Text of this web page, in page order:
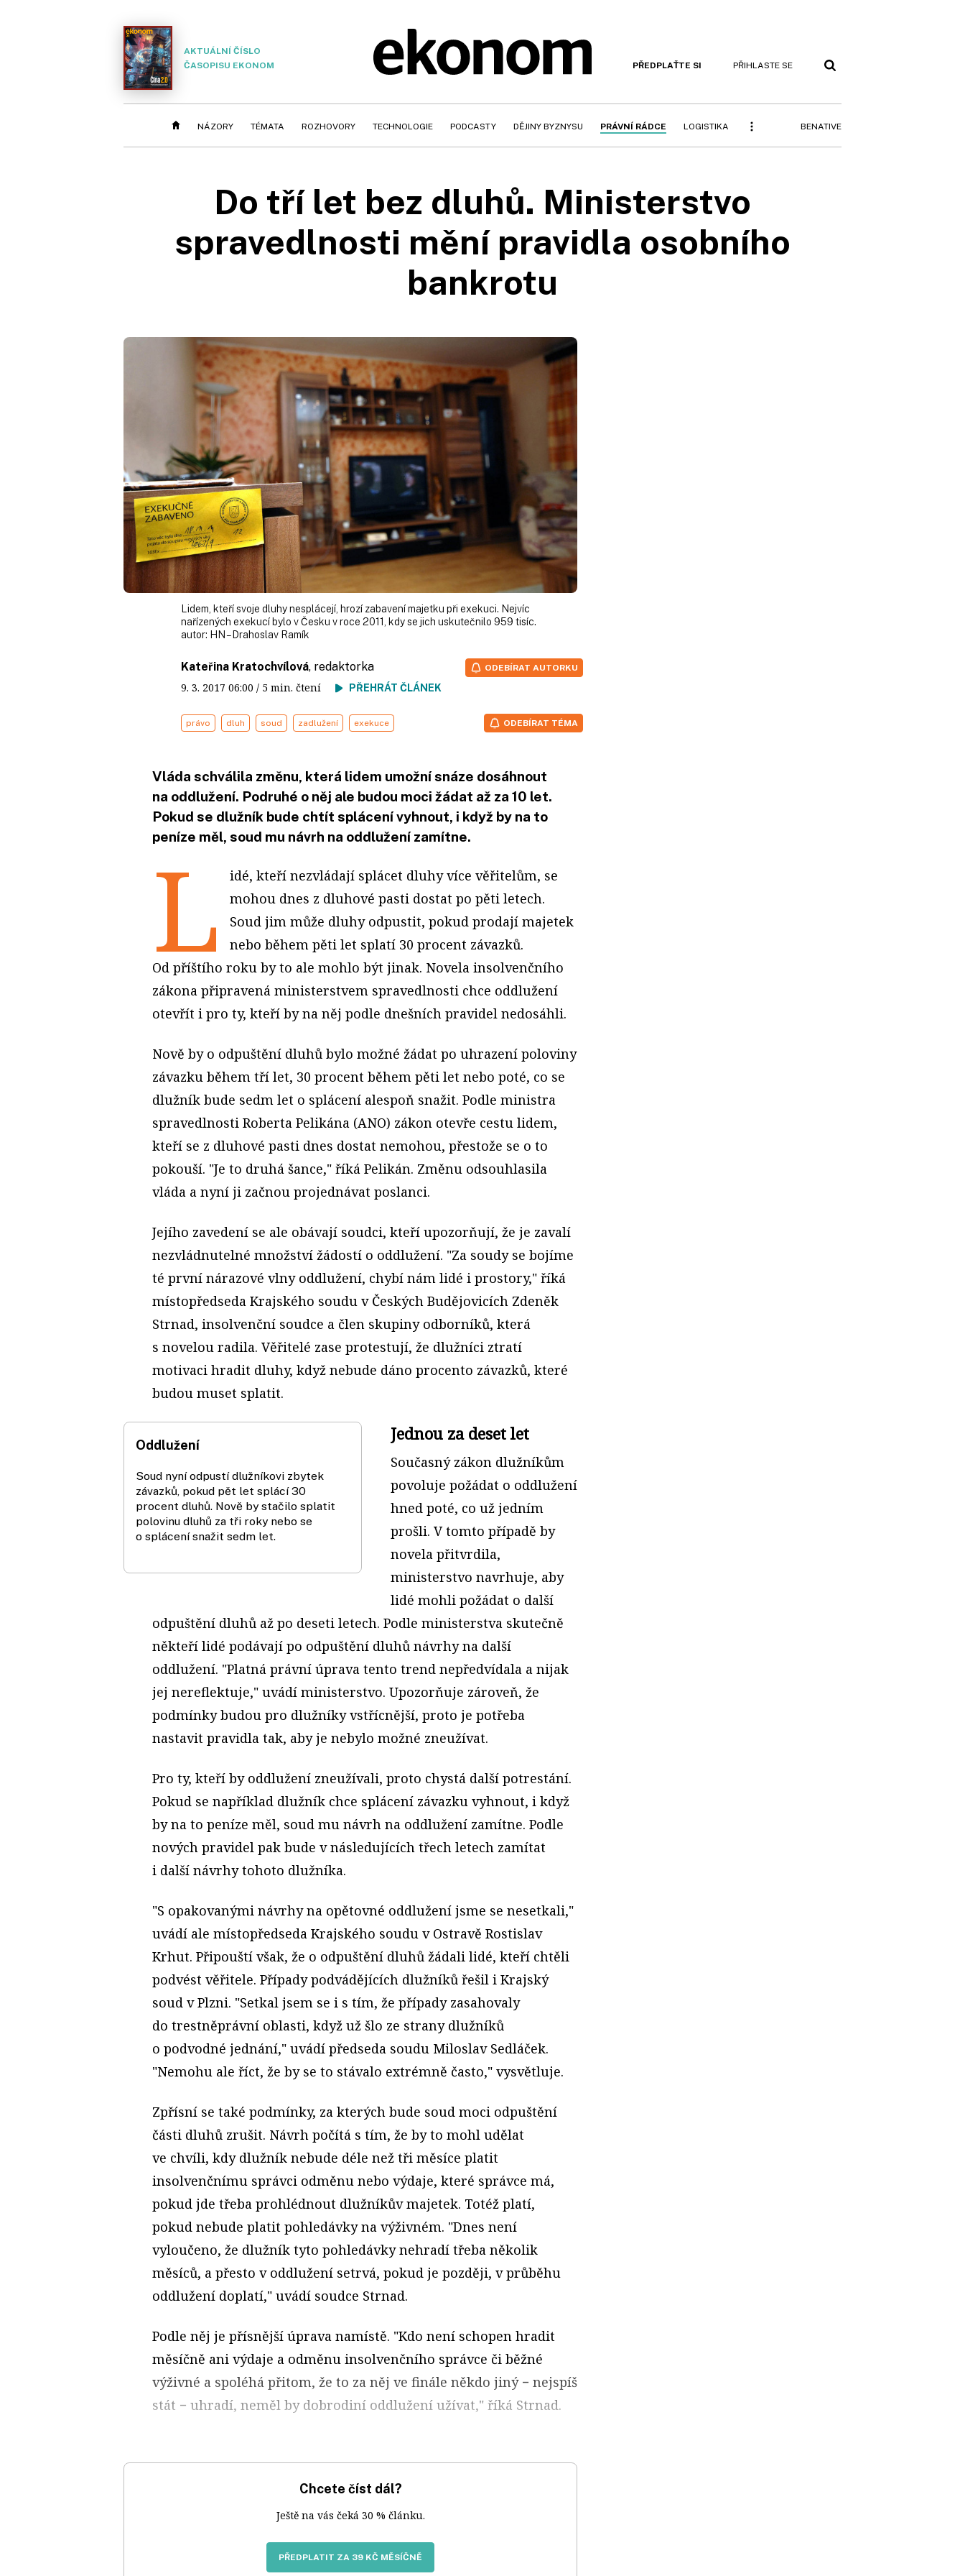
AKTUÁLNÍ ČÍSLO
ČASOPISU EKONOM
PŘEDPLAŤTE SI PŘIHLASTE SE
NÁZORY TÉMATA ROZHOVORY TECHNOLOGIE PODCASTY DĚJINY BYZNYSU PRÁVNÍ RÁDCE LOGISTIKA BENATIVE
Do tří let bez dluhů. Ministerstvo
spravedlnosti mění pravidla osobního
bankrotu
Lidem, kteří svoje dluhy nesplácejí, hrozí zabavení majetku při exekuci. Nejvíc
nařízených exekucí bylo v Česku v roce 2011, kdy se jich uskutečnilo 959 tisíc.
autor: HN – Drahoslav Ramík
Kateřina Kratochvílová, redaktorka
9. 3. 2017 06:00 / 5 min. čtení PŘEHRÁT ČLÁNEK
ODEBÍRAT AUTORKU
právo dluh soud zadlužení exekuce ODEBÍRAT TÉMA
Vláda schválila změnu, která lidem umožní snáze dosáhnout
na oddlužení. Podruhé o něj ale budou moci žádat až za 10 let.
Pokud se dlužník bude chtít splácení vyhnout, i když by na to
peníze měl, soud mu návrh na oddlužení zamítne.
L
idé, kteří nezvládají splácet dluhy více věřitelům, se
mohou dnes z dluhové pasti dostat po pěti letech.
Soud jim může dluhy odpustit, pokud prodají majetek
nebo během pěti let splatí 30 procent závazků.
Od příštího roku by to ale mohlo být jinak. Novela insolvenčního
zákona připravená ministerstvem spravedlnosti chce oddlužení
otevřít i pro ty, kteří by na něj podle dnešních pravidel nedosáhli.
Nově by o odpuštění dluhů bylo možné žádat po uhrazení poloviny
závazku během tří let, 30 procent během pěti let nebo poté, co se
dlužník bude sedm let o splácení alespoň snažit. Podle ministra
spravedlnosti Roberta Pelikána (ANO) zákon otevře cestu lidem,
kteří se z dluhové pasti dnes dostat nemohou, přestože se o to
pokouší. "Je to druhá šance," říká Pelikán. Změnu odsouhlasila
vláda a nyní ji začnou projednávat poslanci.
Jejího zavedení se ale obávají soudci, kteří upozorňují, že je zavalí
nezvládnutelné množství žádostí o oddlužení. "Za soudy se bojíme
té první nárazové vlny oddlužení, chybí nám lidé i prostory," říká
místopředseda Krajského soudu v Českých Budějovicích Zdeněk
Strnad, insolvenční soudce a člen skupiny odborníků, která
s novelou radila. Věřitelé zase protestují, že dlužníci ztratí
motivaci hradit dluhy, když nebude dáno procento závazků, které
budou muset splatit.
Oddlužení
Soud nyní odpustí dlužníkovi zbytek
závazků, pokud pět let splácí 30
procent dluhů. Nově by stačilo splatit
polovinu dluhů za tři roky nebo se
o splácení snažit sedm let.
Jednou za deset let
Současný zákon dlužníkům
povoluje požádat o oddlužení
hned poté, co už jedním
prošli. V tomto případě by
novela přitvrdila,
ministerstvo navrhuje, aby
lidé mohli požádat o další
odpuštění dluhů až po deseti letech. Podle ministerstva skutečně
někteří lidé podávají po odpuštění dluhů návrhy na další
oddlužení. "Platná právní úprava tento trend nepředvídala a nijak
jej nereflektuje," uvádí ministerstvo. Upozorňuje zároveň, že
podmínky budou pro dlužníky vstřícnější, proto je potřeba
nastavit pravidla tak, aby je nebylo možné zneužívat.
Pro ty, kteří by oddlužení zneužívali, proto chystá další potrestání.
Pokud se například dlužník chce splácení závazku vyhnout, i když
by na to peníze měl, soud mu návrh na oddlužení zamítne. Podle
nových pravidel pak bude v následujících třech letech zamítat
i další návrhy tohoto dlužníka.
"S opakovanými návrhy na opětovné oddlužení jsme se nesetkali,"
uvádí ale místopředseda Krajského soudu v Ostravě Rostislav
Krhut. Připouští však, že o odpuštění dluhů žádali lidé, kteří chtěli
podvést věřitele. Případy podvádějících dlužníků řešil i Krajský
soud v Plzni. "Setkal jsem se i s tím, že případy zasahovaly
do trestněprávní oblasti, když už šlo ze strany dlužníků
o podvodné jednání," uvádí předseda soudu Miloslav Sedláček.
"Nemohu ale říct, že by se to stávalo extrémně často," vysvětluje.
Zpřísní se také podmínky, za kterých bude soud moci odpuštění
části dluhů zrušit. Návrh počítá s tím, že by to mohl udělat
ve chvíli, kdy dlužník nebude déle než tři měsíce platit
insolvenčnímu správci odměnu nebo výdaje, které správce má,
pokud jde třeba prohlédnout dlužníkův majetek. Totéž platí,
pokud nebude platit pohledávky na výživném. "Dnes není
vyloučeno, že dlužník tyto pohledávky nehradí třeba několik
měsíců, a přesto v oddlužení setrvá, pokud je později, v průběhu
oddlužení doplatí," uvádí soudce Strnad.
Podle něj je přísnější úprava namístě. "Kdo není schopen hradit
měsíčně ani výdaje a odměnu insolvenčního správce či běžné
výživné a spoléhá přitom, že to za něj ve finále někdo jiný − nejspíš
stát − uhradí, neměl by dobrodiní oddlužení užívat," říká Strnad.
Chcete číst dál?
Ještě na vás čeká 30 % článku.
PŘEDPLATIT ZA 39 KČ MĚSÍČNĚ